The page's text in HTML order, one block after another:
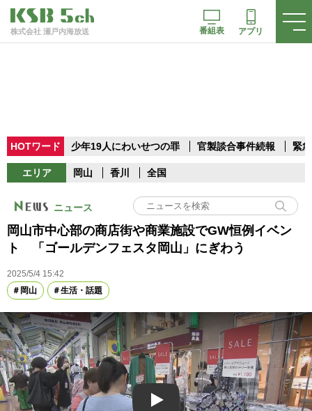
株式会社 瀬戸内海放送 番組表 アプリ
HOTワード 少年19人にわいせつの罪 官製談合事件続報 緊
エリア 岡山 香川 全国
ニュース
岡山市中心部の商店街や商業施設でGW恒例イベン
ト 「ゴールデンフェスタ岡山」にぎわう
2025/5/4 15:42
岡山
生活・話題
Play